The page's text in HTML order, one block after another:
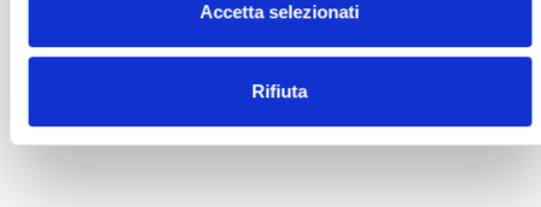
Accetta selezionati
Rifiuta